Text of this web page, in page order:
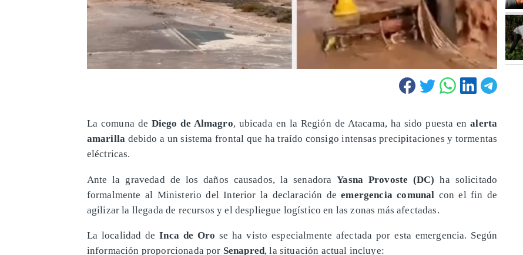
La comuna de Diego de Almagro, ubicada en la Región de Atacama, ha sido puesta enalerta
amarilla debido a un sistema frontal que ha traído consigo intensas precipitaciones y tormentas
eléctricas.
Ante la gravedad de los daños causados, la senadoraYasna Provoste (DC) ha solicitado
formalmente al Ministerio del Interior la declaración deemergencia comunal con el fin de
agilizar la llegada de recursos y el despliegue logístico en las zonas más afectadas.
La localidad deInca de Oro se ha visto especialmente afectada por esta emergencia. Según
información proporcionada por Senapred, la situación actual incluye: